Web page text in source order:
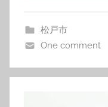
松戸市
One comment